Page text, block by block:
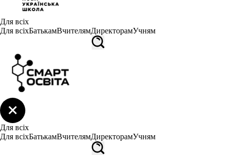
Для всіх
Для всіхБатькамВчителямДиректорамУчням
Для всіх
Для всіхБатькамВчителямДиректорамУчням